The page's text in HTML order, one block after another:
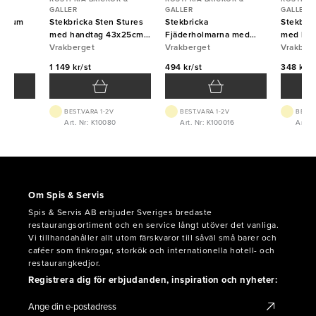
GALLER
Stekbricka Sten Stures
med handtag 43x25cm
5mm Vrakberget
Vrakberget
1 149 kr/st
BEST.VARA 1-2V
Art. Nr: K10080
GALLER
Stekbricka
Fjäderholmarna med
handtag 25x20cm 2mm
Vrakberget
494 kr/st
BEST.VARA 1-2V
Art. Nr: K100016
GALLER
med
1,2mm
348 kr/
Art.
Om Spis & Servis
Spis & Servis AB erbjuder Sveriges bredaste
restaurangsortiment och en service långt utöver det vanliga.
Vi tillhandahåller allt utom färskvaror till såväl små barer och
caféer som finkrogar, storkök och internationella hotell- och
restaurangkedjor.
Registrera dig för erbjudanden, inspiration och nyheter: